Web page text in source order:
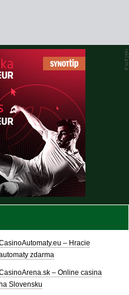
– Hracie
zdarma
– Online casina
Slovensku